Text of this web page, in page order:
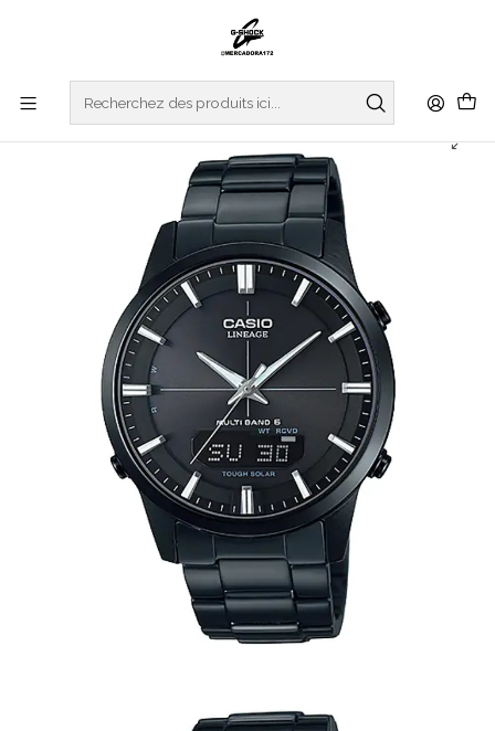
CASIO COLLECTION
WAVECEPTOR SERIES
Série de récepteurs d'ondes LCW-M170DB-1AER